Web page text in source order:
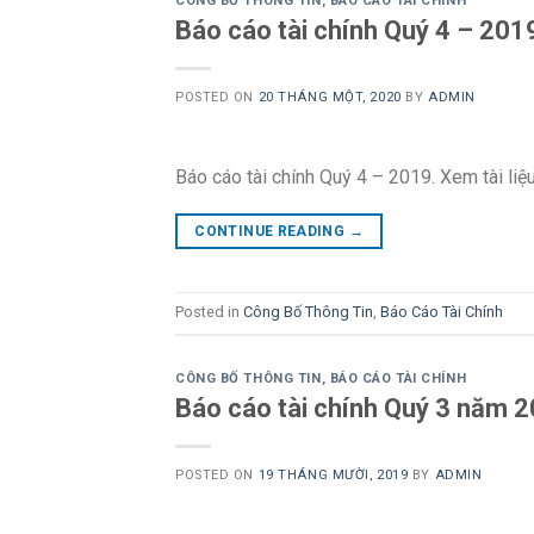
Báo cáo tài chính Quý 4 –
POSTED ON 20 THÁNG MỘT, 2020 BY ADMIN
Báo cáo tài chính Quý 4 – 2019. Xem tài liệu
CONTINUE READING →
Posted in Công Bố Thông Tin, Báo Cáo Tài Chính
CÔNG BỐ THÔNG TIN, BÁO CÁO TÀI CHÍNH
Báo cáo tài chính Quý 3 năm
POSTED ON 19 THÁNG MƯỜI, 2019 BY ADMIN